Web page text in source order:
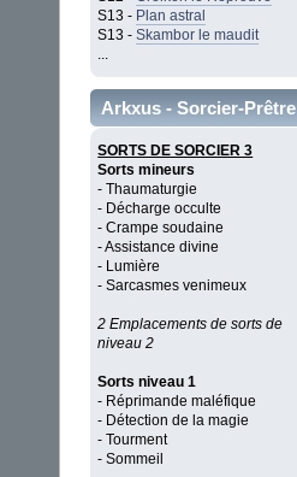
S13 - Plan astral
S13 -Skambor le maudit
...
Arkxus - Sorcier-Prêtre
SORTS DE SORCIER 3
Sorts mineurs
- Thaumaturgie
- Décharge occulte
- Crampe soudaine
- Assistance divine
- Lumière
- Sarcasmes venimeux
2 Emplacements de sorts de
niveau 2
Sorts niveau 1
- Réprimande maléfique
- Détection de la magie
- Tourment
- Sommeil